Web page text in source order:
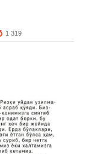
1 319